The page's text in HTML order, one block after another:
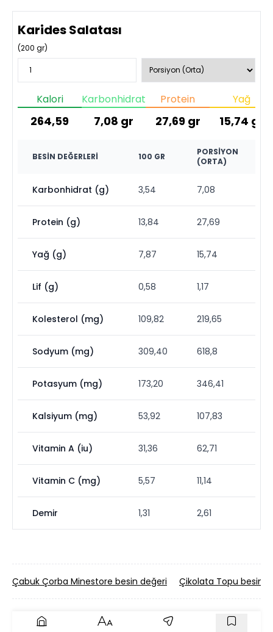
Karides Salatası
(200 gr)
Kalori
264,59
Karbonhidrat
7,08 gr
Protein
27,69gr
Yağ
15,74 gr
BESIN DEĞERLERI 100 GR
PORSIYON
(ORTA)
Karbonhidrat (g) 3,54 7,08
Protein (g) 13,84 27,69
Yağ (g) 7,87 15,74
Lif (g) 0,58 1,17
Kolesterol (mg) 109,82 219,65
Sodyum (mg) 309,40 618,8
Potasyum (mg) 173,20 346,41
Kalsiyum (mg) 53,92 107,83
Vitamin A (iu) 31,36 62,71
Vitamin C (mg) 5,57 11,14
Demir 1,31 2,61
Çabuk Çorba Minestore besin değeri Çikolata Topu besin